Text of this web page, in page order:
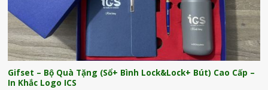
Gifset – Bộ Quà Tặng (Sổ+ Bình Lock&Lock+ Bút) Cao Cấp –
In Khắc Logo ICS